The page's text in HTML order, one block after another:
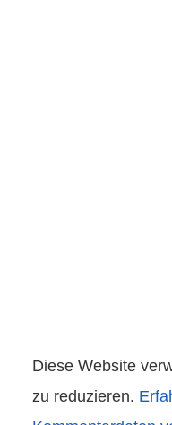
Diese Website
zu reduzieren.